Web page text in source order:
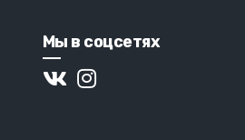
Мы в соцсетях